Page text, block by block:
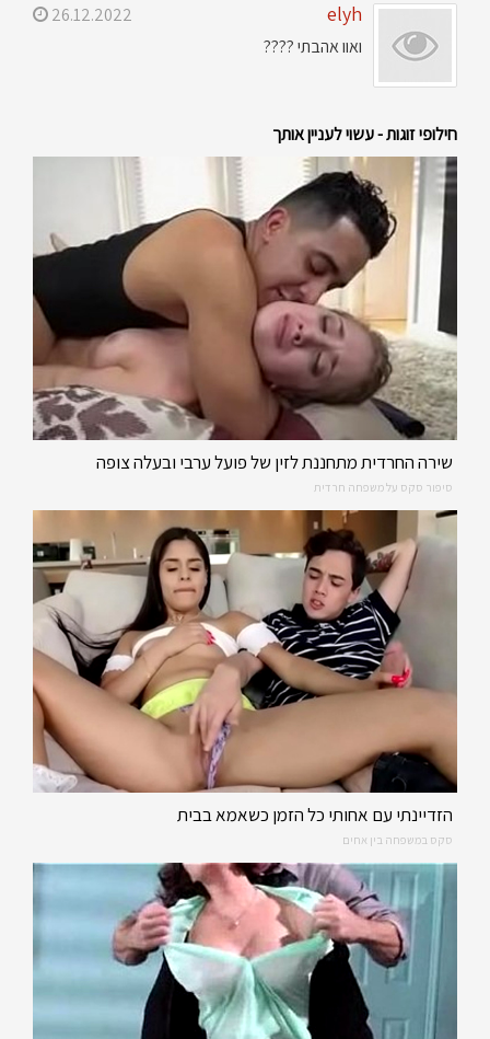
26.12.2022 elyh
ואוו אהבתי ????
חילופי זוגות - עשוי לעניין אותך
שירה החרדית מתחננת לזין של פועל ערבי ובעלה צופה
סיפור סקס על משפחה חרדית
הזדיינתי עם אחותי כל הזמן כשאמא בבית
סקס במשפחה בין אחים